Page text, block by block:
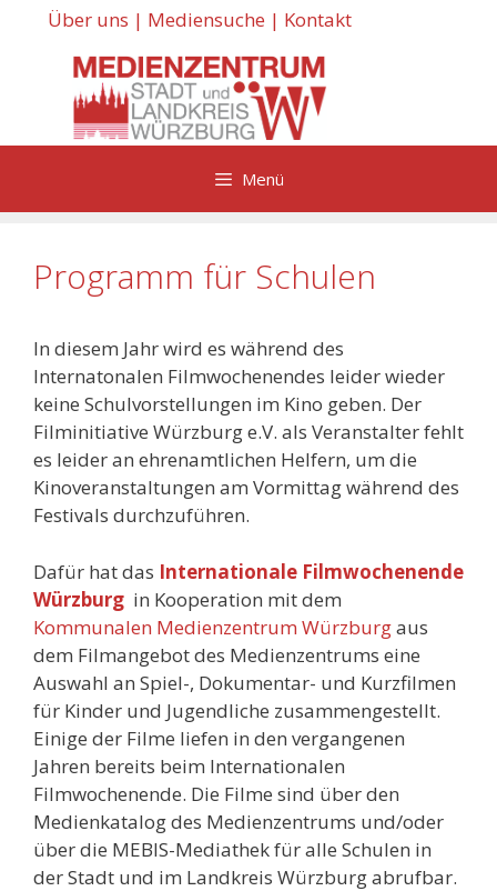
Über uns | Mediensuche | Kontakt
Menü
Programm für Schulen
In diesem Jahr wird es während des
Internatonalen Filmwochenendes leider wieder
keine Schulvorstellungen im Kino geben. Der
Filminitiative Würzburg e.V. als Veranstalter fehlt
es leider an ehrenamtlichen Helfern, um die
Kinoveranstaltungen am Vormittag während des
Festivals durchzuführen.
Dafür hat das Internationale Filmwochenende
Würzburg in Kooperation mit dem
Kommunalen Medienzentrum Würzburgaus
dem Filmangebot des Medienzentrums eine
Auswahl an Spiel-, Dokumentar- und Kurzfilmen
für Kinder und Jugendliche zusammengestellt.
Einige der Filme liefen in den vergangenen
Jahren bereits beim Internationalen
Filmwochenende. Die Filme sind über den
Medienkatalog des Medienzentrums und/oder
über die MEBIS-Mediathek für alle Schulen in
der Stadt und im Landkreis Würzburg abrufbar.